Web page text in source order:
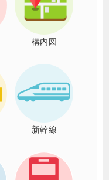
構内図
新幹線